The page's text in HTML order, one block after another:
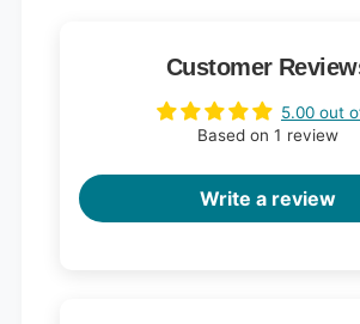
Customer
5.00 out
Based on 1 review
Write a review